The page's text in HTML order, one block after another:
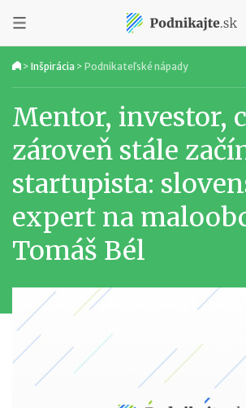
> Inšpirácia > Podnikateľské nápady
Mentor, investor,
zároveň stále
startupista:
expert na
Tomáš Bél